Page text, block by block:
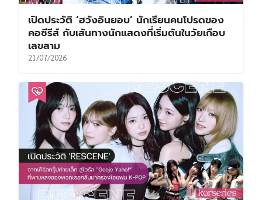
เปิดประวัติ ‘ฮวังอินยอบ’ นักเรียนคนโปรดของ
คอซีรีส์ กับเส้นทางนักแสดงที่เริ่มต้นในวัยเกือบ
เลขสาม
21/07/2026